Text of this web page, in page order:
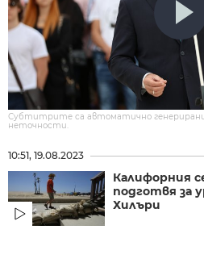
Субтитрите са автоматично
неточности.
10:51, 19.08.2023
Калифорния
подготвя за
Хилъри